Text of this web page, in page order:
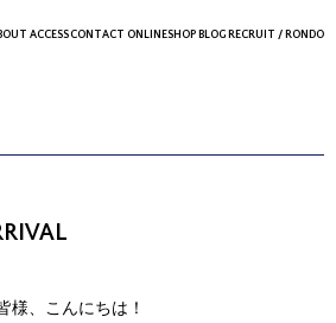
ACCESSCONTACT ONLINESHOP BLOG RECRUIT / RONDO
様、こんにちは！